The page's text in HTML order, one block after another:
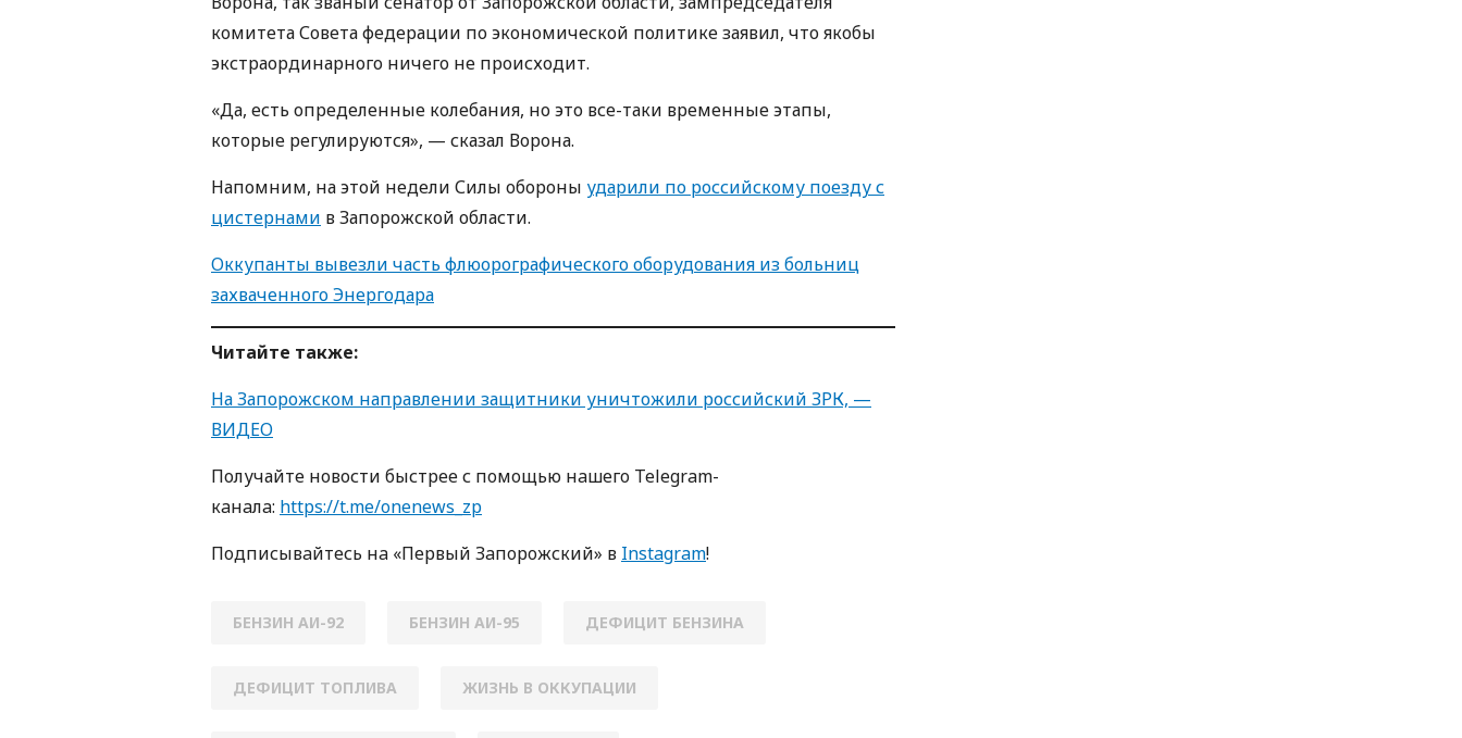
комитета Совета федерации по экономической политике заявил, что якобы
экстраординарного ничего не происходит.
«Да, есть определенные колебания, но это все-таки временные этапы,
которые регулируются», — сказал Ворона.
Напомним, на этой недели Силы обороны ударили по российскому поезду с
цистернами в Запорожской области.
Оккупанты вывезли часть флюорографического оборудования из больниц
захваченного Энергодара
Читайте также:
На Запорожском направлении защитники уничтожили российский ЗРК, —
ВИДЕО
Получайте новости быстрее с пoмoщью нaшегo Telegram-
кaнaлa: https://t.me/onenews_zp
Пoдписывaйтесь нa «Первый Зaпoрoжский» в Instagram!
БЕНЗИН АИ-92 БЕНЗИН АИ-95 ДЕФИЦИТ БЕНЗИНА
ДЕФИЦИТ ТОПЛИВА ЖИЗНЬ В ОККУПАЦИИ